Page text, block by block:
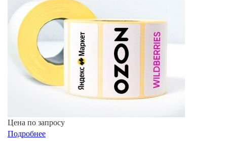
Цена по запросу
Подробнее